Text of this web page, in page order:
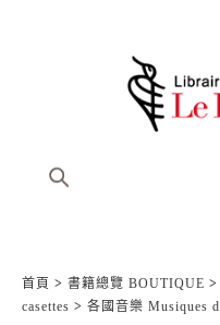
首頁 > 書籍總覽 BOUTIQUE >
casettes > 各國音樂 Musiques